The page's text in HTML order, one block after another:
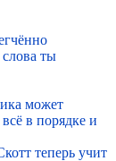
ты
может
в порядке и
теперь учит